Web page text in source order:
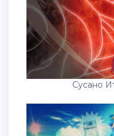
Сусано